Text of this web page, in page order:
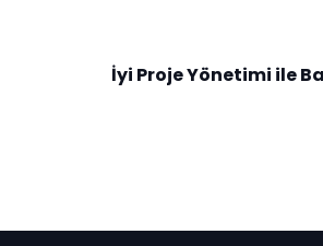
İyi Proje Yönetimi ile